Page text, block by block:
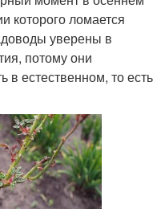
которого ломается
уверены в
потому они
в естественном, то есть